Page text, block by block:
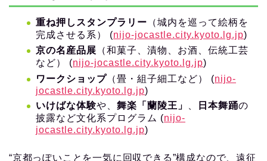
重ね押しスタンプラリー （城内を巡って絵柄を
完成させる系） (nijo-jocastle.city.kyoto.lg.jp)
京の名産品展 （和菓子、漬物、お酒、伝統工芸
など） (nijo-jocastle.city.kyoto.lg.jp)
ワークショップ （畳・組子細工など） (nijo-
jocastle.city.kyoto.lg.jp)
いけばな体験や、 舞楽「蘭陵王」 日本舞踊の
披露など文化系プログラム (nijo-
jocastle.city.kyoto.lg.jp)
“京都っぽいことを一気に回収できる”構成なので、遠征